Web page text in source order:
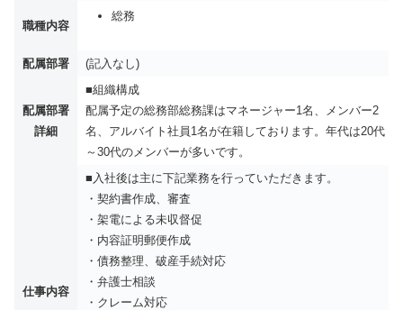
職種内容
総務
配属部署 (記入なし)
配属部署
詳細
■組織構成
配属予定の総務部総務課はマネージャー1名、メンバー2
名、アルバイト社員1名が在籍しております。年代は20代
～30代のメンバーが多いです。
仕事内容
■入社後は主に下記業務を行っていただきます。
・契約書作成、審査
・架電による未収督促
・内容証明郵便作成
・債務整理、破産手続対応
・弁護士相談
・クレーム対応